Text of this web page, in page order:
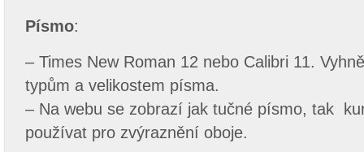
Písmo:
– Times New Roman 12 nebo Calibri 11.
typům a velikostem písma.
– Na webu se zobrazí jak tučné písmo, tak
používat pro zvýraznění oboje.